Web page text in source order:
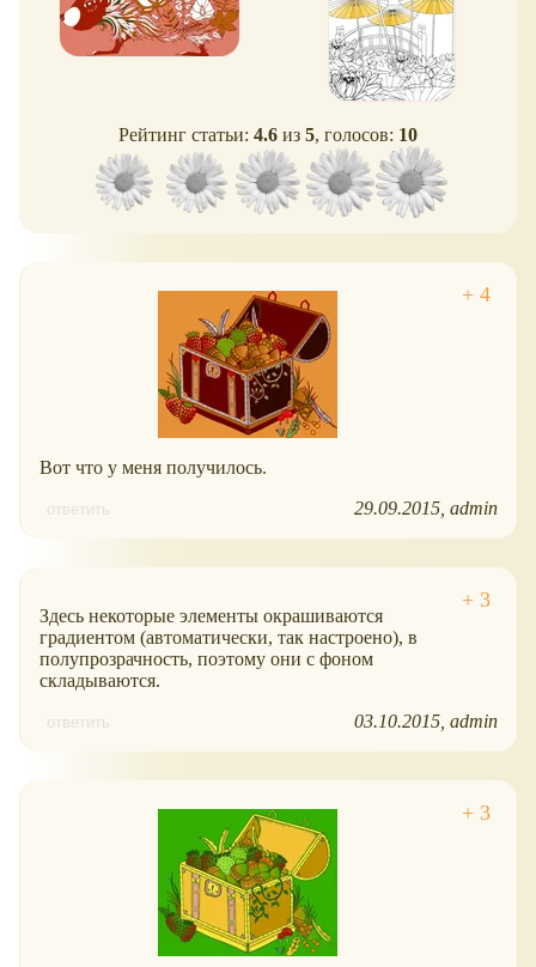
Рейтинг статьи: 4.6 из 5, голосов: 10
Вот что у меня получилось.
ответить 29.09.2015 admin
Здесь некоторые элементы окрашиваются
градиентом (автоматически, так настроено), в
полупрозрачность, поэтому они с фоном
складываются.
ответить 03.10.2015 admin